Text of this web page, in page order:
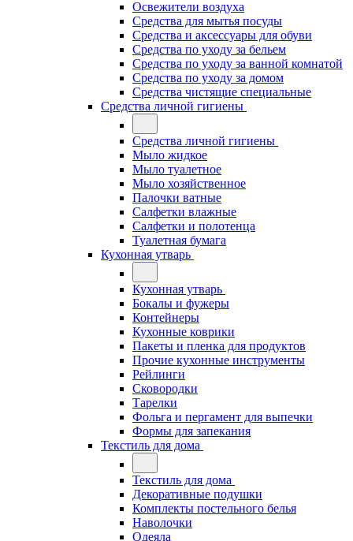
Освежители воздуха
Средства для мытья посуды
Средства и аксессуары для обуви
Средства по уходу за бельем
Средства по уходу за ванной комнатой
Средства по уходу за домом
Средства чистящие специальные
Средства личной гигиены
Средства личной гигиены
Мыло жидкое
Мыло туалетное
Мыло хозяйственное
Палочки ватные
Салфетки влажные
Салфетки и полотенца
Туалетная бумага
Кухонная утварь
Кухонная утварь
Бокалы и фужеры
Контейнеры
Кухонные коврики
Пакеты и пленка для продуктов
Прочие кухонные инструменты
Рейлинги
Сковородки
Тарелки
Фольга и пергамент для выпечки
Формы для запекания
Текстиль для дома
Текстиль для дома
Декоративные подушки
Комплекты постельного белья
Наволочки
Одеяла